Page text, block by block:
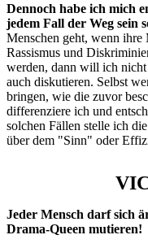
Dennoch habe ich mich
jedem Fall der Weg sein
Menschen geht, wenn
Rassismus und
werden, dann will ich nicht
auch diskutieren. Selbst
bringen, wie die zuvor
differenziere ich und
solchen Fällen stelle ich
über dem "Sinn" oder
Jeder Mensch darf sich
Drama-Queen mutieren!